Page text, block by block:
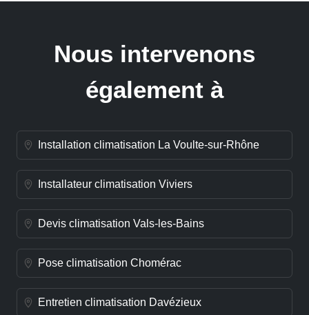
Nous intervenons
également à
Installation climatisation La Voulte-sur-Rhône
Installateur climatisation Viviers
Devis climatisation Vals-les-Bains
Pose climatisation Chomérac
Entretien climatisation Davézieux